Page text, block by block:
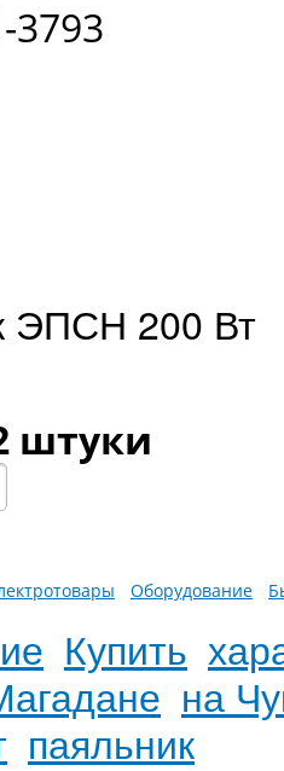
3793
ЭПСН 200 Вт
штуки
Оборудование
Купить
на
паяльник